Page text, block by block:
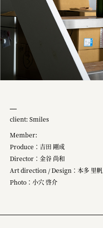
client: Smiles
Member:
Produce：吉田 剛成
Director：金谷 尚和
Art direction / Design：本多 里帆
Photo：小穴 啓介